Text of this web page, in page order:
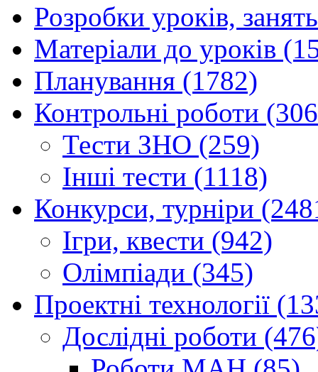
Розробки уроків,
Матеріали до уроків
Планування (1782)
Контрольні роботи
Тести ЗНО (259)
Інші тести (1118)
Конкурси, турніри
Ігри, квести (942)
Олімпіади (345)
Проектні технології
Дослідні роботи